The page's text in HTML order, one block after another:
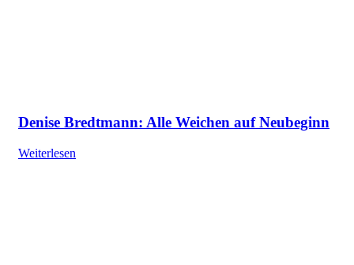
Denise Bredtmann: Alle Weichen auf Neubeginn
Weiterlesen